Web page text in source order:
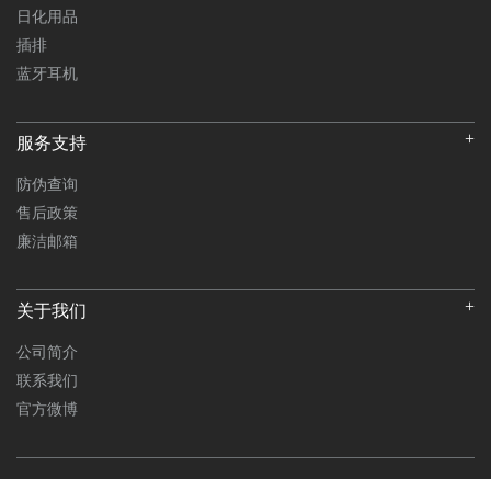
日化用品
插排
蓝牙耳机
服务支持
防伪查询
售后政策
廉洁邮箱
关于我们
公司简介
联系我们
官方微博